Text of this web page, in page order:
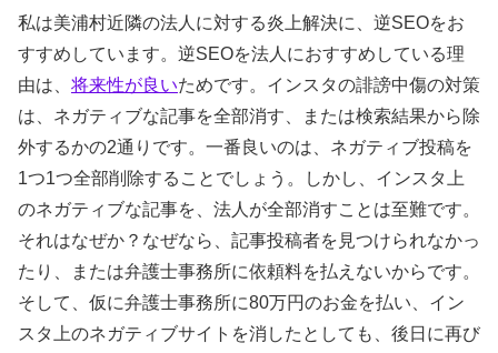
私は美浦村近隣の法人に対する炎上解決に、逆SEOをお
すすめしています。逆SEOを法人におすすめしている理
由は、 将来性が良いためです。インスタの誹謗中傷の対策
は、ネガティブな記事を全部消す、または検索結果から除
外するかの2通りです。一番良いのは、ネガティブ投稿を
1つ1つ全部削除することでしょう。しかし、インスタ上
のネガティブな記事を、法人が全部消すことは至難です。
それはなぜか？なぜなら、記事投稿者を見つけられなかっ
たり、または弁護士事務所に依頼料を払えないからです。
そして、仮に弁護士事務所に80万円のお金を払い、イン
スタ上のネガティブサイトを消したとしても、後日に再び